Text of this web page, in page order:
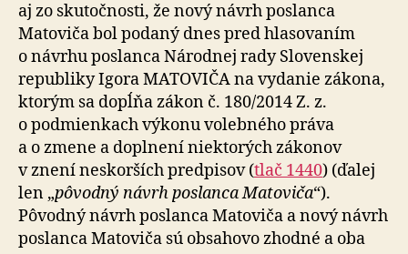
aj zo skutočnosti, že nový návrh poslanca
Matoviča bol podaný dnes pred hlasovaním
o návrhu poslanca Národnej rady Slovenskej
republiky Igora MATOVIČA na vydanie zákona,
ktorým sa dopĺňa zákon č. 180/2014 Z. z.
o podmienkach výkonu volebného práva
a o zmene a doplnení niektorých zákonov
v znení neskorších predpisov (tlač 1440) (ďalej
len „pôvodný návrh poslanca Matoviča“).
Pôvodný návrh poslanca Matoviča a nový návrh
poslanca Matoviča sú obsahovo zhodné a oba